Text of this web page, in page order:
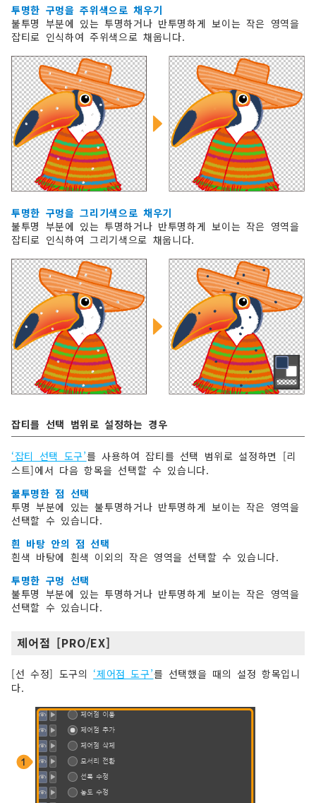
투명한 구멍을 주위색으로 채우기
불투명 부분에 있는 투명하거나 반투명하게 보이는 작은 영역을
잡티로 인식하여 주위색으로 채웁니다.
투명한 구멍을 그리기색으로 채우기
불투명 부분에 있는 투명하거나 반투명하게 보이는 작은 영역을
잡티로 인식하여 그리기색으로 채웁니다.
잡티를 선택 범위로 설정하는 경우
‘잡티 선택 도구’를 사용하여 잡티를 선택 범위로 설정하면 [리
스트]에서 다음 항목을 선택할 수 있습니다.
불투명한 점 선택
투명 부분에 있는 불투명하거나 반투명하게 보이는 작은 영역을
선택할 수 있습니다.
흰 바탕 안의 점 선택
흰색 바탕에 흰색 이외의 작은 영역을 선택할 수 있습니다.
투명한 구멍 선택
불투명 부분에 있는 투명하거나 반투명하게 보이는 작은 영역을
선택할 수 있습니다.
제어점 [PRO/EX]
[선 수정] 도구의 ‘제어점 도구’를 선택했을 때의 설정 항목입니
다.